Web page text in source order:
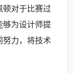
对于比赛过
为设计师提
努力，将技术